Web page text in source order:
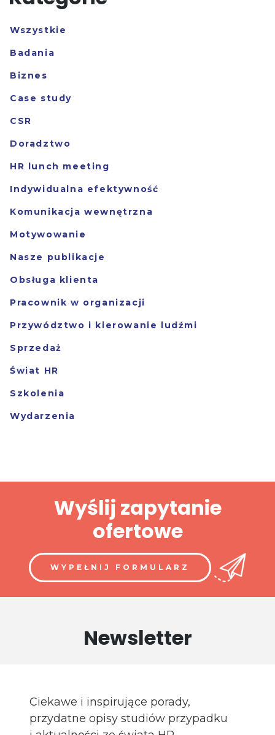
Wszystkie
Badania
Biznes
Case study
CSR
Doradztwo
HR lunch meeting
Indywidualna efektywność
Komunikacja wewnętrzna
Motywowanie
Nasze publikacje
Obsługa klienta
Pracownik w organizacji
Przywództwo i kierowanie ludźmi
Sprzedaż
Świat HR
Szkolenia
Wydarzenia
Wyślij zapytanie
ofertowe
WYPEŁNIJ FORMULARZ
Newsletter
Ciekawe i inspirujące porady,
przydatne opisy studiów przypadku